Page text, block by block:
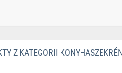
Z KATEGORII